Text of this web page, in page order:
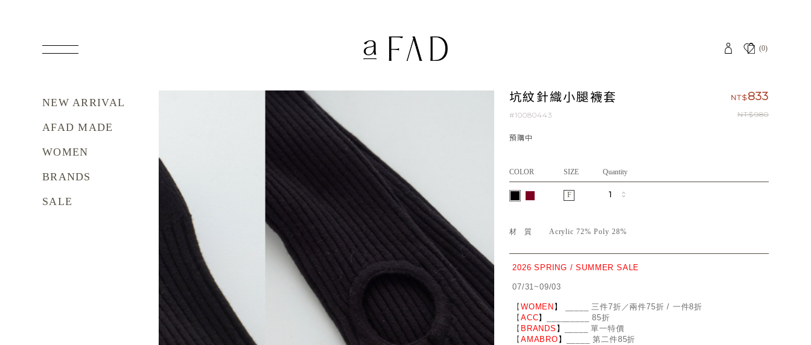
(0)
NEW ARRIVAL
AFAD MADE
WOMEN
BRANDS
SALE
坑紋針織小腿襪套
#10080443
預購中
NT$833
NT$980
COLOR SIZE Quantity
F
材質 Acrylic 72% Poly 28%
2026 SPRING / SUMMER SALE
07/31~09/03
【 WOMEN 】
___ 三件7折／兩件75折 / 一件8折
【 ACC】
____ 85折
【 BRANDS 】
_ 單一特價
【 AMABRO 】
_ 第二件85折